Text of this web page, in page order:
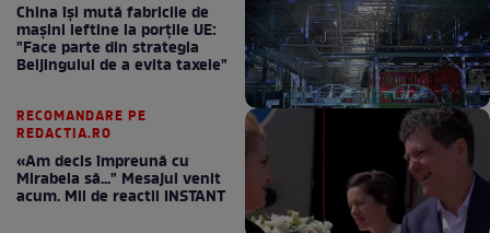
China își mută fabricile de
mașini ieftine la porțile UE:
"Face parte din strategia
Beijingului de a evita taxele"
RECOMANDARE PE
REDACTIA.RO
«Am decis împreună cu
Mirabela să..." Mesajul venit
acum. Mii de reactii INSTANT